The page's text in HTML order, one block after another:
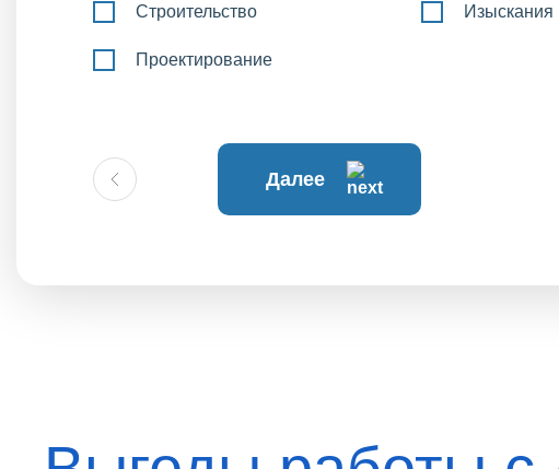
Строительство
Проектирование
Изыскания
Далее